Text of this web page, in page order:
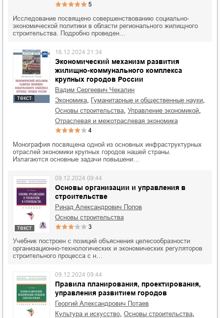
5
Исследование посвящено совершенствованию социально-
экономической политики в области регионального жилищного
строительства. Подробно проведен…
текст
Экономический механизм развития
жилищно-коммунального комплекса
крупных городов России
16.12.2024 21:34
Вадим Сергеевич Чекалин
экономика
гуманитарные и общественные науки
основы строительства управление экономикой
отраслевая и межотраслевая экономика
4
Монография посвящена одной из основных инфраструктурных
отраслей экономики крупных городов нашей страны.
Излагаются основные задачи повышени…
текст
Основы организации и управления в
строительстве
09.12.2024 09:44
Ринад Александрович Попов
основы строительства
3
Учебник построен с позиций объяснения целесообразности
организационно-технологических и экономических регуляторов
строительного процесса с н…
Правила планирования, проектирования,
управления развитием городов
09.12.2024 09:44
Георгий Александрович Потаев
культура и искусство
основы строительства